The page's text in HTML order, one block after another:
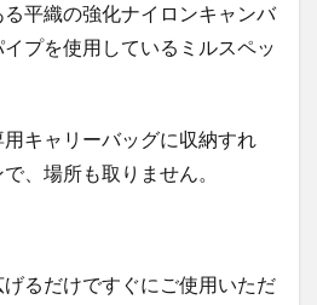
平織の強化ナイロンキャンバ
プを使用しているミルスペッ
キャリーバッグに収納すれ
、場所も取りません。
るだけですぐにご使用いただ